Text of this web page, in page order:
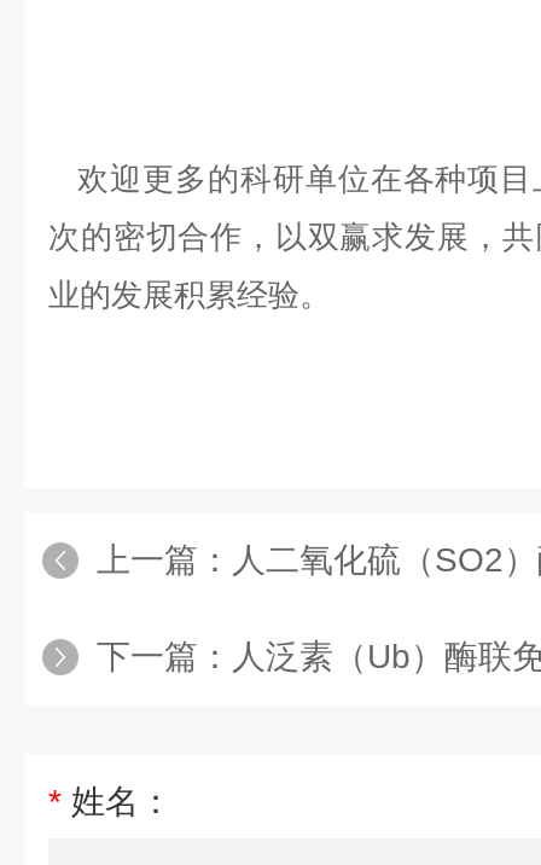
欢迎更多的科研单位在各种项
次的密切合作，以双赢求发展，
业的发展积累经验。
上一篇： 人二氧化硫（SO2
下一篇： 人泛素（Ub）酶联
* 姓名：